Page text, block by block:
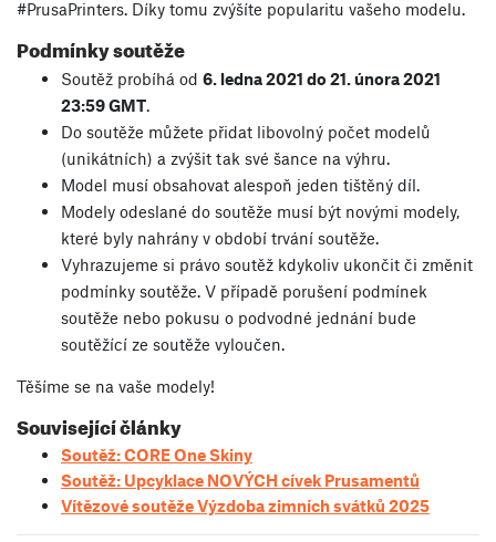
#PrusaPrinters. Díky tomu zvýšíte popularitu vašeho modelu.
Podmínky soutěže
Soutěž probíhá od 6. ledna 2021 do 21. února 2021
23:59 GMT.
Do soutěže můžete přidat libovolný počet modelů
(unikátních) a zvýšit tak své šance na výhru.
Model musí obsahovat alespoň jeden tištěný díl.
Modely odeslané do soutěže musí být novými modely,
které byly nahrány v období trvání soutěže.
Vyhrazujeme si právo soutěž kdykoliv ukončit či změnit
podmínky soutěže. V případě porušení podmínek
soutěže nebo pokusu o podvodné jednání bude
soutěžící ze soutěže vyloučen.
Těšíme se na vaše modely!
Související články
Soutěž: CORE One Skiny
Soutěž: Upcyklace NOVÝCH cívek Prusamentů
Vítězové soutěže Výzdoba zimních svátků 2025